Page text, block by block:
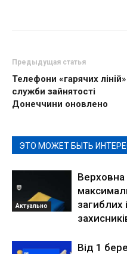
Предыдущая статья
Телефони «гарячих ліній»
служби зайнятості
Донеччини оновлено
ЭТО МОЖЕТ БЫТЬ
Актуально
загиблих
Від 1